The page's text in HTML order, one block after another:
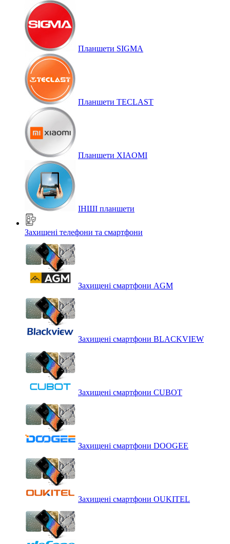
Планшети SIGMA
Планшети TECLAST
Планшети XIAOMI
ІНШІ планшети
Захищені телефони та смартфони
Захищені смартфони AGM
Захищені смартфони BLACKVIEW
Захищені смартфони CUBOT
Захищені смартфони DOOGEE
Захищені смартфони OUKITEL